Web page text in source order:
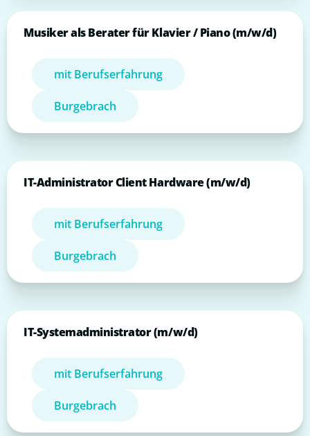
Musiker als Berater für Klavier / Piano (m/w/d)
mit Berufserfahrung
Burgebrach
IT-Administrator Client Hardware (m/w/d)
mit Berufserfahrung
Burgebrach
IT-Systemadministrator (m/w/d)
mit Berufserfahrung
Burgebrach